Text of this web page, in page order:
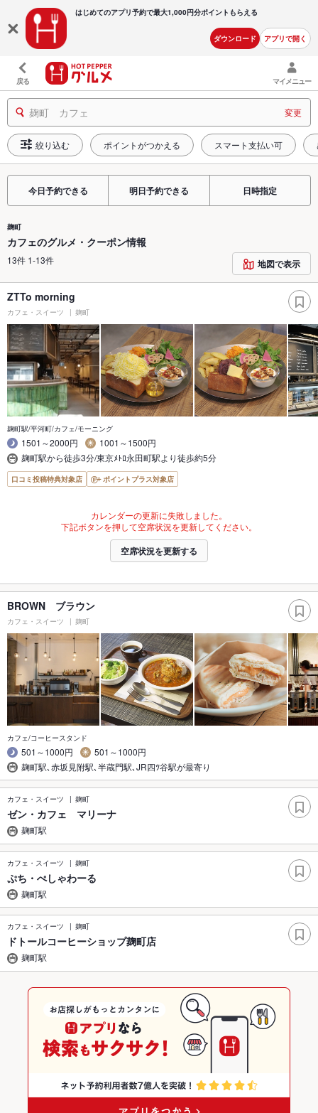
はじめてのアプリ予約で最大1,000円分ポイントもらえる
ダウンロード アプリで開く
戻る マイメニュー
麹町 カフェ 変更
絞り込む ポイントがつかえる スマート支払い可
今日予約できる 明日予約できる 日時指定
麹町
カフェのグルメ・クーポン情報
13件 1-13件 地図で表示
ZTTo morning
カフェ・スイーツ 麹町
麹町駅/平河町/カフェ/モーニング
1501～2000円
1001～1500円
麹町駅から徒歩3分/東京ﾒﾄﾛ永田町駅より徒歩約5分
口コミ投稿特典対象店 ポイントプラス対象店
カレンダーの更新に失敗しました。
下記ボタンを押して空席状況を更新してください。
空席状況を更新する
BROWN ブラウン
カフェ・スイーツ 麹町
カフェ/コーヒースタンド
501～1000円
501～1000円
麹町駅､赤坂見附駅､半蔵門駅､JR四ﾂ谷駅が最寄り
カフェ・スイーツ 麹町
ゼン・カフェ マリーナ
麹町駅
カフェ・スイーツ 麹町
ぷち・ぺしゃわーる
麹町駅
カフェ・スイーツ 麹町
ドトールコーヒーショップ麹町店
麹町駅